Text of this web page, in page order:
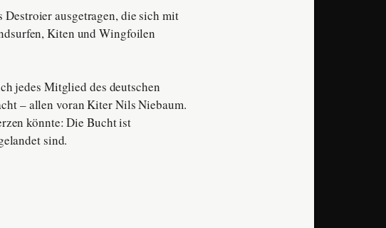
ausgetragen, die sich mit
Kiten und Wingfoilen
jedes Mitglied des deutschen
– allen voran Kiter Nils Niebaum.
könnte: Die Bucht ist
sind.